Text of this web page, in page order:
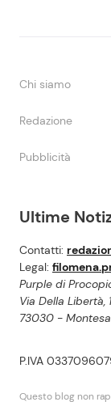
Ultime
Contatti:
Legal:
Purple di
Via Della Libertà,
73030 -
P.IVA
Questo blog non
Chi siamo
Redazione
Pubblicità